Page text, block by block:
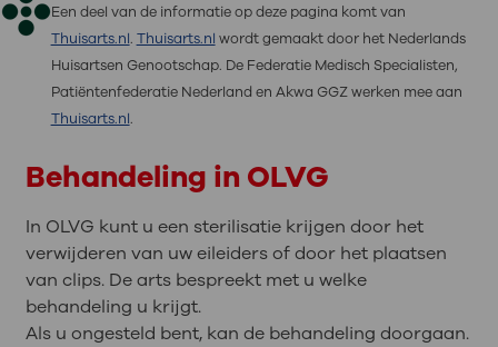
Een deel van de informatie op deze pagina komt van
Thuisarts.nl. Thuisarts.nl wordt gemaakt door het Nederlands
Huisartsen Genootschap. De Federatie Medisch Specialisten,
Patiëntenfederatie Nederland en Akwa GGZ werken mee aan
Thuisarts.nl.
Behandeling in OLVG
In OLVG kunt u een sterilisatie krijgen door het
verwijderen van uw eileiders of door het plaatsen
van clips. De arts bespreekt met u welke
behandeling u krijgt.
Als u ongesteld bent, kan de behandeling doorgaan.